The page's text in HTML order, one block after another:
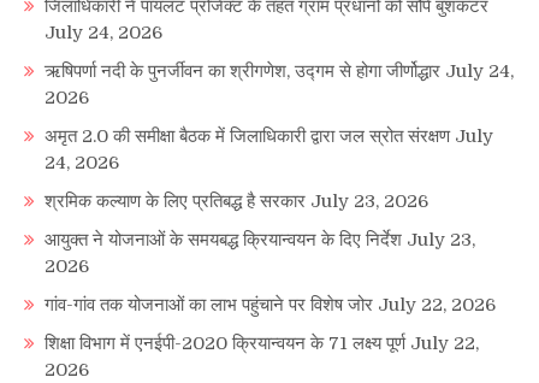
जिलाधिकारी ने पायलट प्रोजेक्ट के तहत ग्राम प्रधानों को सौंपे बुशकटर
July 24, 2026
ऋषिपर्णा नदी के पुनर्जीवन का श्रीगणेश, उद्गम से होगा जीर्णोद्धार July 24,
2026
अमृत 2.0 की समीक्षा बैठक में जिलाधिकारी द्वारा जल स्रोत संरक्षण July
24, 2026
श्रमिक कल्याण के लिए प्रतिबद्ध है सरकार July 23, 2026
आयुक्त ने योजनाओं के समयबद्ध क्रियान्वयन के दिए निर्देश July 23,
2026
गांव-गांव तक योजनाओं का लाभ पहुंचाने पर विशेष जोर July 22, 2026
शिक्षा विभाग में एनईपी-2020 क्रियान्वयन के 71 लक्ष्य पूर्ण July 22,
2026